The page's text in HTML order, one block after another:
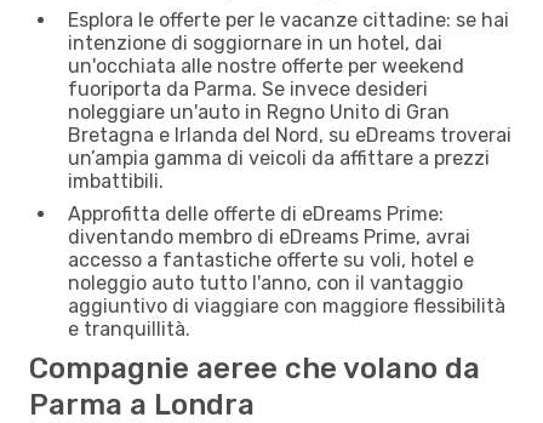
Esplora le offerte per le vacanze cittadine: se hai
intenzione di soggiornare in un hotel, dai
un'occhiata alle nostre offerte per weekend
fuoriporta da Parma. Se invece desideri
noleggiare un'auto in Regno Unito di Gran
Bretagna e Irlanda del Nord, su eDreams troverai
un’ampia gamma di veicoli da affittare a prezzi
imbattibili.
Approfitta delle offerte di eDreams Prime:
diventando membro di eDreams Prime, avrai
accesso a fantastiche offerte su voli, hotel e
noleggio auto tutto l'anno, con il vantaggio
aggiuntivo di viaggiare con maggiore flessibilità
e tranquillità.
Compagnie aeree che volano da
Parma a Londra